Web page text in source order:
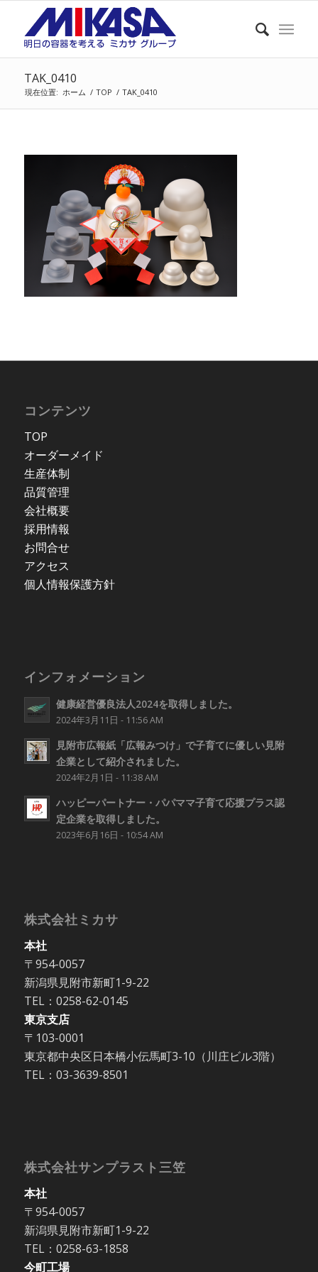
TAK_0410
現在位置: ホーム / TOP / TAK_0410
コンテンツ
TOP
オーダーメイド
生産体制
品質管理
会社概要
採用情報
お問合せ
アクセス
個人情報保護方針
インフォメーション
健康経営優良法人2024を取得しました。
2024年3月11日 - 11:56 AM
見附市広報紙「広報みつけ」で子育てに優しい見附
企業として紹介されました。
2024年2月1日 - 11:38 AM
ハッピーパートナー・パパママ子育て応援プラス認
定企業を取得しました。
2023年6月16日 - 10:54 AM
株式会社ミカサ
本社
〒954-0057
新潟県見附市新町1-9-22
TEL：0258-62-0145
東京支店
〒103-0001
東京都中央区日本橋小伝馬町3-10（川庄ビル3階）
TEL：03-3639-8501
株式会社サンプラスト三笠
本社
〒954-0057
新潟県見附市新町1-9-22
TEL：0258-63-1858
今町工場